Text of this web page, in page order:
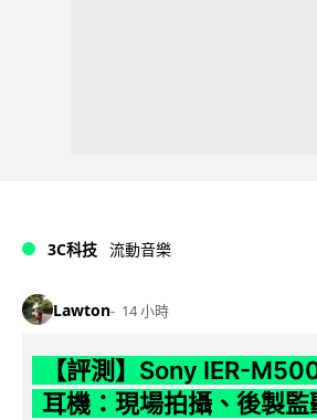
3C科技 流動音樂
Lawton 14 小時
【評測】Sony IER-
耳機：現場拍攝、後製